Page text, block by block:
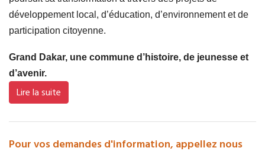
développement local, d’éducation, d’environnement et de
participation citoyenne.
Grand Dakar, une commune d’histoire, de jeunesse et
d’avenir.
Lire la suite
Pour vos demandes d'information, appellez nous